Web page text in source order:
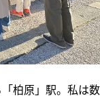
柏原」駅。私は数